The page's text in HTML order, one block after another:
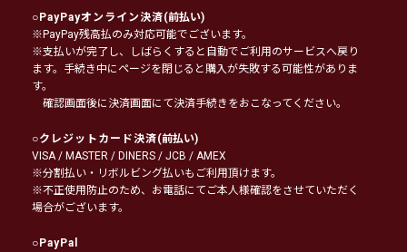
○PayPayオンライン決済(前払い)
※PayPay残高払のみ対応可能でございます。
※支払いが完了し、しばらくすると自動でご利用のサービスへ戻り
ます。手続き中にページを閉じると購入が失敗する可能性がありま
す。
確認画面後に決済画面にて決済手続きをおこなってください。
○クレジットカード決済(前払い)
VISA / MASTER / DINERS / JCB / AMEX
※分割払い・リボルビング払いもご利用頂けます。
※不正使用防止のため、お電話にてご本人様確認をさせていただく
場合がございます。
○PayPal